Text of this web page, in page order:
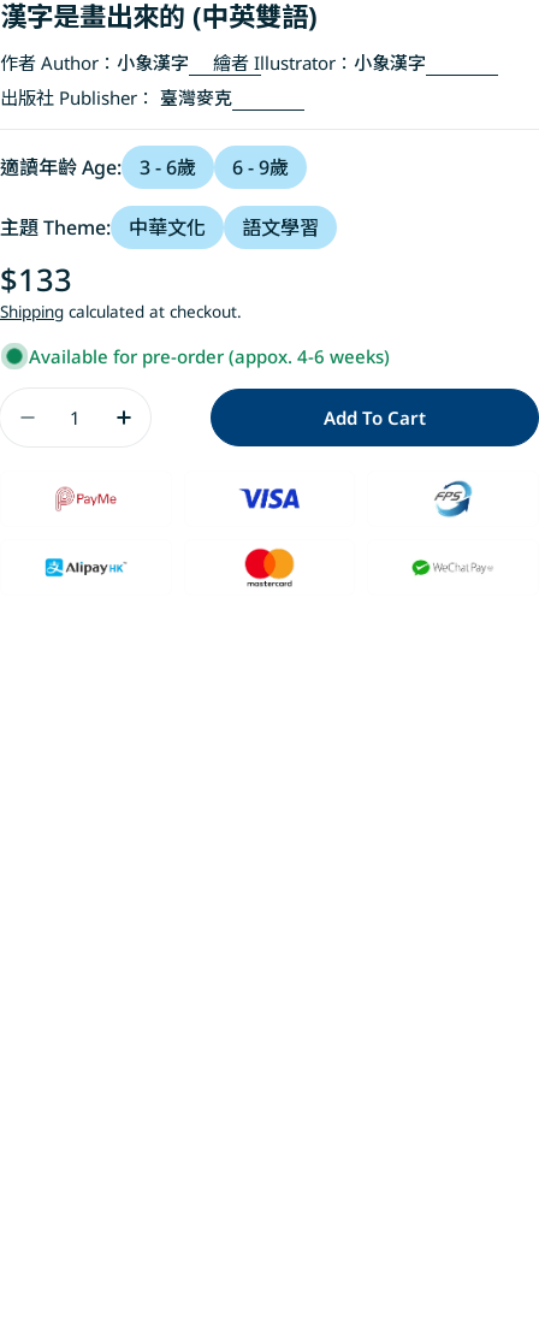
漢字是畫出來的 (中英雙語)
作者 Author： 小象漢字 繪者 Illustrator： 小象漢字
出版社 Publisher： 臺灣麥克
適讀年齡 Age: 3 - 6歲 6 - 9歲
主題 Theme: 中華文化 語文學習
Regular
price
$133
Shipping calculated at checkout.
Available for pre-order (appox. 4-6 weeks)
Decrease Quantity For 漢字是畫出來的 (中英雙語)
Increase Quantity For 漢字是畫出來的 (
Add To Cart